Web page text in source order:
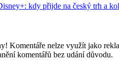
kdy přijde na český trh a
Komentáře nelze využít jako
komentářů bez udání důvodu.